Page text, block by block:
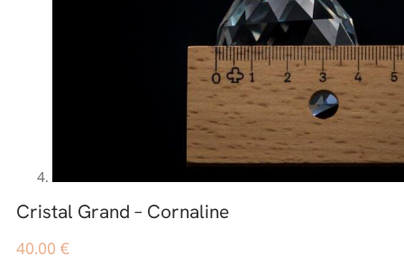
Cristal Grand – Cornaline
40.00 €